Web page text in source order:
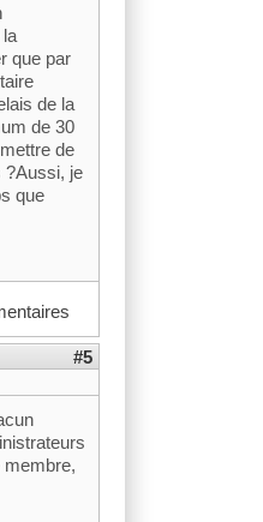
que par
de la
de 30
de
?Aussi, je
que
#5
membre,